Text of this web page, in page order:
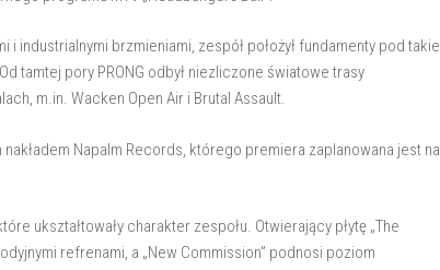
brzmieniami, zespół położył fundamenty pod takie
tamtej pory PRONG odbył niezliczone światowe trasy
m.in. Wacken Open Air i Brutal Assault.
Napalm Records, którego premiera zaplanowana jest na
ukształtowały charakter zespołu. Otwierający płytę „The
refrenami, a „New Commission” podnosi poziom